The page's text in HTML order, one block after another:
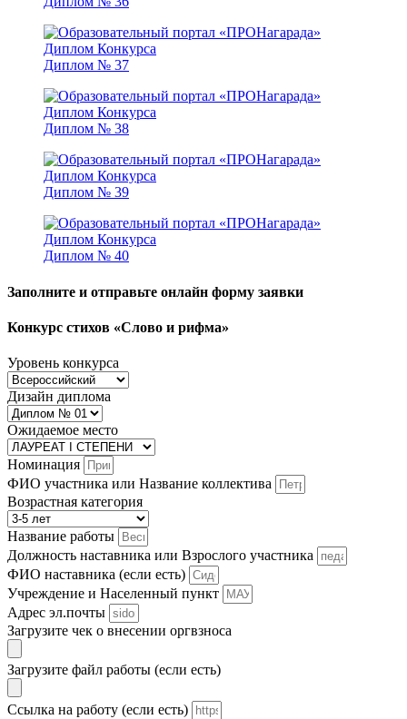
Диплом № 37
Диплом № 38
Диплом № 39
Диплом № 40
Заполните и отправьте онлайн форму заявки
Конкурс стихов «Слово и рифма»
Уровень конкурса
Дизайн диплома
Ожидаемое место
Номинация
ФИО участника или Название коллектива
Возрастная категория
Название работы
Должность наставника или Взрослого участника
ФИО наставника (если есть)
Учреждение и Населенный пункт
Адрес эл.почты
Загрузите чек о внесении оргвзноса
Загрузите файл работы (если есть)
Ссылка на работу (если есть)